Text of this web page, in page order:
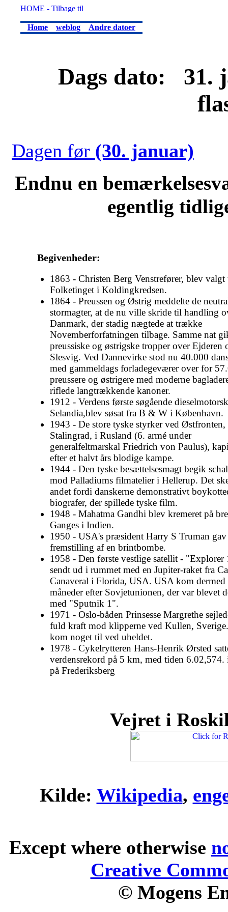
Home weblog Andre datoer
Dags dato: 31.
Dagen før (30. januar)
Endnu en
egentlig
Begivenheder:
1863 - Christen Berg Venstrefører, blev
Folketinget i Koldingkredsen.
1864 - Preussen og Østrig meddelte de
stormagter, at de nu ville skride til handling
Danmark, der stadig nægtede at trække
Novemberforfatningen tilbage. Samme nat
preussiske og østrigske tropper over Ejderen
Slesvig. Ved Dannevirke stod nu 40.000
med gammeldags forladegeværer over for
preussere og østrigere med moderne
riflede langtrækkende kanoner.
1912 - Verdens første søgående
Selandia,blev søsat fra B & W i København.
1943 - De store tyske styrker ved Østfronten,
Stalingrad, i Rusland (6. armé under
generalfeltmarskal Friedrich von Paulus),
efter et halvt års blodige kampe.
1944 - Den tyske besættelsesmagt begik
mod Palladiums filmatelier i Hellerup. Det
andet fordi danskerne demonstrativt
biografer, der spillede tyske film.
1948 - Mahatma Gandhi blev kremeret på
Ganges i Indien.
1950 - USA's præsident Harry S Truman
fremstilling af en brintbombe.
1958 - Den første vestlige satellit - "Explorer
sendt ud i rummet med en Jupiter-raket fra
Canaveral i Florida, USA. USA kom dermed
måneder efter Sovjetunionen, der var blevet
med "Sputnik 1".
1971 - Oslo-båden Prinsesse Margrethe
fuld kraft mod klipperne ved Kullen,
kom noget til ved uheldet.
1978 - Cykelrytteren Hans-Henrik Ørsted
verdensrekord på 5 km, med tiden
på Frederiksberg
Vejret i
Kilde: Wikipedia,
Except where otherwise
Creative
© Mogens